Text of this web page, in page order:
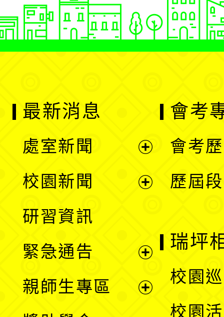
最新消息
處室新聞
單
校園新聞
選
單
研習資訊
緊急通告
親師生專區
會考
會考
歷屆
瑞坪
校園
校園